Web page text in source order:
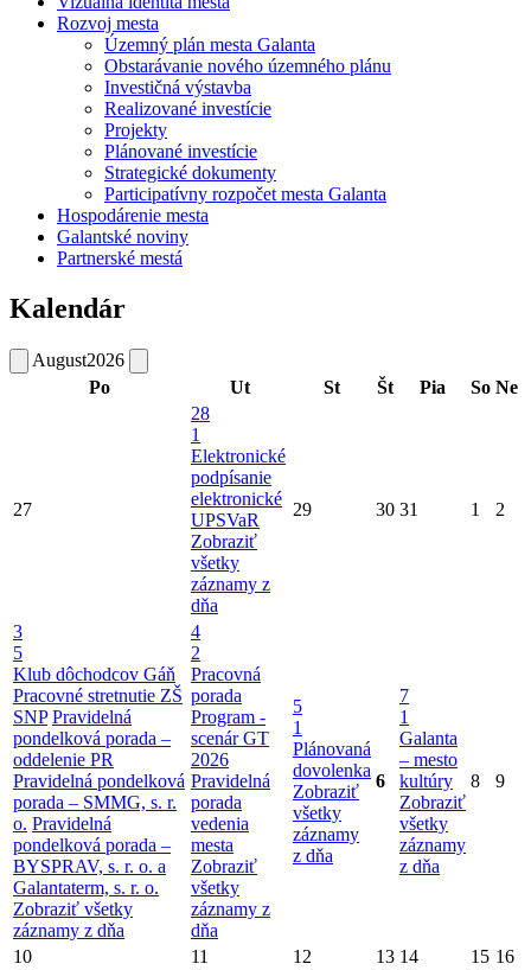
Rozvoj mesta
Územný plán mesta Galanta
Obstarávanie nového územného plánu
Investičná výstavba
Realizované investície
Projekty
Plánované investície
Strategické dokumenty
Participatívny rozpočet mesta Galanta
Hospodárenie mesta
Galantské noviny
Partnerské mestá
Kalendár
August2026
Po
Ut St Št Pia So Ne
27
28
1
Elektronické
podpísanie
elektronické
UPSVaR
Zobraziť
všetky
záznamy z
dňa
29 30 31 1 2
3
5
Klub dôchodcov Gáň
Pracovné stretnutie ZŠ
SNP Pravidelná
pondelková porada –
oddelenie PR
Pravidelná pondelková
porada – SMMG, s. r.
o. Pravidelná
pondelková porada –
BYSPRAV, s. r. o. a
Galantaterm, s. r. o.
Zobraziť všetky
záznamy z dňa
4
2
Pracovná
porada
Program -
scenár GT
2026
Pravidelná
porada
vedenia
mesta
Zobraziť
všetky
záznamy z
dňa
5
1
Plánovaná
dovolenka
Zobraziť
všetky
záznamy
z dňa
6
7
1
Galanta
– mesto
kultúry
Zobraziť
všetky
záznamy
z dňa
8 9
10 11 12 13 14 15 16